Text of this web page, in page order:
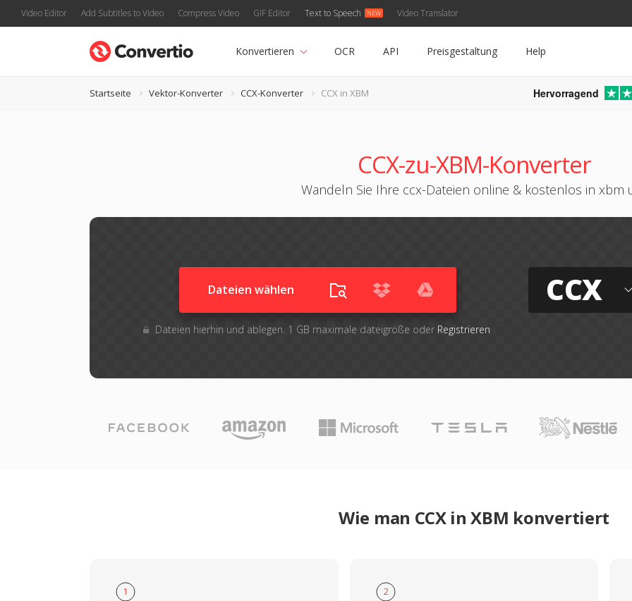
Video Editor Add Subtitles to Video Compress Video GIF Editor Text to Speech Video Translator
Konvertieren OCR API Preisgestaltung Help
Startseite Vektor-Konverter CCX-Konverter CCX in XBM Hervorragend
CCX-zu-XBM-Konverter
Wandeln Sie Ihre ccx-Dateien online & kostenlos in xbm
Dateien wählen
Dateien hierhin und ablegen. 1 GB maximale dateigröße oder Registrieren
CCX
Wie man CCX in XBM konvertiert
1 2